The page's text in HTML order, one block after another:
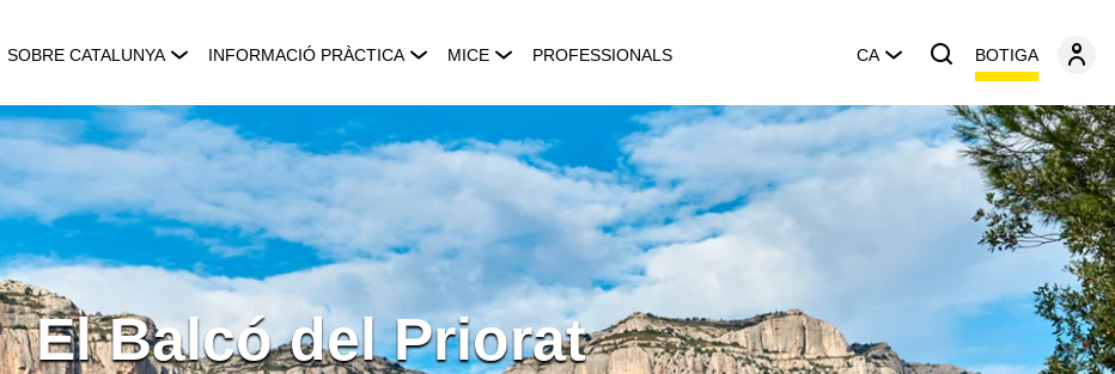
SOBRE CATALUNYA INFORMACIÓ PRÀCTICA MICE PROFESSIONALS CA BOTIGA
El Balcó del Priorat